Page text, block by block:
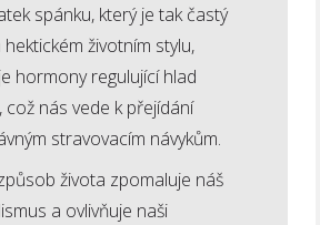
spánku, který je tak častý
hektickém životním stylu,
hormony regulující hlad
což nás vede k přejídání
stravovacím návykům.
života zpomaluje náš
a ovlivňuje naši